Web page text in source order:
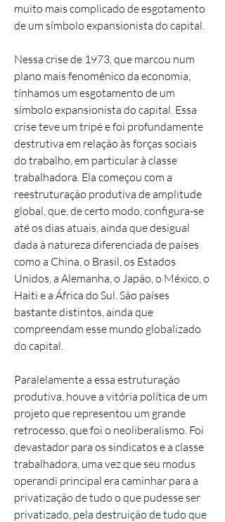
muito mais complicado de esgotamento
de um símbolo expansionista do capital.
Nessa crise de 1973, que marcou num
plano mais fenomênico da economia,
tínhamos um esgotamento de um
símbolo expansionista do capital. Essa
crise teve um tripé e foi profundamente
destrutiva em relação às forças sociais
do trabalho, em particular à classe
trabalhadora. Ela começou com a
reestruturação produtiva de amplitude
global, que, de certo modo, configura-se
até os dias atuais, ainda que desigual
dada à natureza diferenciada de países
como a China, o Brasil, os Estados
Unidos, a Alemanha, o Japão, o México, o
Haiti e a África do Sul. São países
bastante distintos, ainda que
compreendam esse mundo globalizado
do capital.
Paralelamente a essa estruturação
produtiva, houve a vitória política de um
projeto que representou um grande
retrocesso, que foi o neoliberalismo. Foi
devastador para os sindicatos e a classe
trabalhadora, uma vez que seu modus
operandi principal era caminhar para a
privatização de tudo o que pudesse ser
privatizado, pela destruição de tudo que